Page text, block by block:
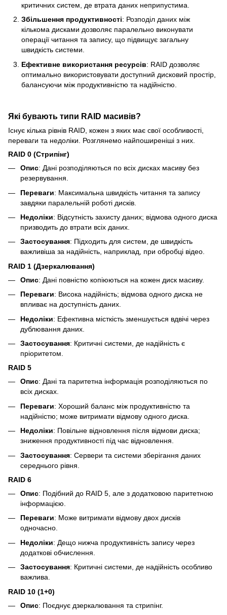
критичних систем, де втрата даних неприпустима.
Збільшення продуктивності: Розподіл даних між
кількома дисками дозволяє паралельно виконувати
операції читання та запису, що підвищує загальну
швидкість системи.
Ефективне використання ресурсів: RAID дозволяє
оптимально використовувати доступний дисковий простір,
балансуючи між продуктивністю та надійністю.
Які бувають типи RAID масивів?
Існує кілька рівнів RAID, кожен з яких має свої особливості,
переваги та недоліки. Розглянемо найпоширеніші з них.
RAID 0 (Стрипінг)
Опис: Дані розподіляються по всіх дисках масиву без
резервування.
Переваги: Максимальна швидкість читання та запису
завдяки паралельній роботі дисків.
Недоліки: Відсутність захисту даних; відмова одного диска
призводить до втрати всіх даних.
Застосування: Підходить для систем, де швидкість
важливіша за надійність, наприклад, при обробці відео.
RAID 1 (Дзеркалювання)
Опис: Дані повністю копіюються на кожен диск масиву.
Переваги: Висока надійність; відмова одного диска не
впливає на доступність даних.
Недоліки: Ефективна місткість зменшується вдвічі через
дублювання даних.
Застосування: Критичні системи, де надійність є
пріоритетом.
RAID 5
Опис: Дані та паритетна інформація розподіляються по
всіх дисках.
Переваги: Хороший баланс між продуктивністю та
надійністю; може витримати відмову одного диска.
Недоліки: Повільне відновлення після відмови диска;
зниження продуктивності під час відновлення.
Застосування: Сервери та системи зберігання даних
середнього рівня.
RAID 6
Опис: Подібний до RAID 5, але з додатковою паритетною
інформацією.
Переваги: Може витримати відмову двох дисків
одночасно.
Недоліки: Дещо нижча продуктивність запису через
додаткові обчислення.
Застосування: Критичні системи, де надійність особливо
важлива.
RAID 10 (1+0)
Опис: Поєднує дзеркалювання та стрипінг.